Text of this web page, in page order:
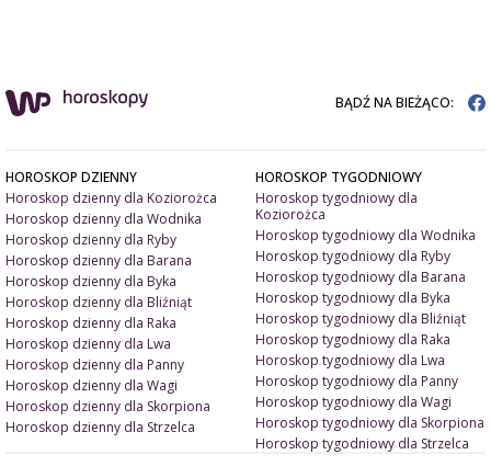
BĄDŹ NA BIEŻĄCO:
HOROSKOP DZIENNY
Horoskop dzienny dla Koziorożca
Horoskop dzienny dla Wodnika
Horoskop dzienny dla Ryby
Horoskop dzienny dla Barana
Horoskop dzienny dla Byka
Horoskop dzienny dla Bliźniąt
Horoskop dzienny dla Raka
Horoskop dzienny dla Lwa
Horoskop dzienny dla Panny
Horoskop dzienny dla Wagi
Horoskop dzienny dla Skorpiona
Horoskop dzienny dla Strzelca
HOROSKOP TYGODNIOWY
Horoskop tygodniowy dla
Koziorożca
Horoskop tygodniowy dla Wodnika
Horoskop tygodniowy dla Ryby
Horoskop tygodniowy dla Barana
Horoskop tygodniowy dla Byka
Horoskop tygodniowy dla Bliźniąt
Horoskop tygodniowy dla Raka
Horoskop tygodniowy dla Lwa
Horoskop tygodniowy dla Panny
Horoskop tygodniowy dla Wagi
Horoskop tygodniowy dla Skorpiona
Horoskop tygodniowy dla Strzelca